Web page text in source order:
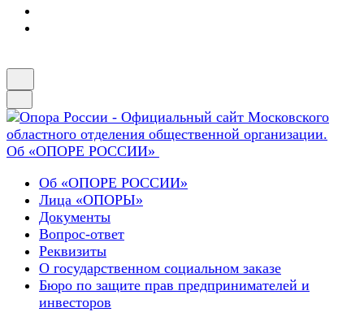
Об «ОПОРЕ РОССИИ»
Об «ОПОРЕ РОССИИ»
Лица «ОПОРЫ»
Документы
Вопрос-ответ
Реквизиты
О государственном социальном заказе
Бюро по защите прав предпринимателей и
инвесторов